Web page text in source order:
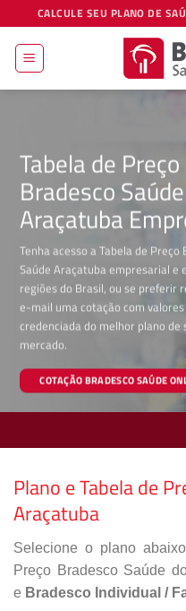
to
content
CALCULE SEU PLANO DE
Tabela de Preço
Bradesco Saúde
Araçatuba
Tenha acesso a Tabela de Preço
Saúde Araçatuba empresarial e
regiões do Brasil, ou se preferir
e-mail uma cotação com
credenciada do melhor plano de
mercado.
COTAÇÃO BRADESCO SAÚDE
Plano e Tabela de
Araçatuba
Selecione o plano
Preço Bradesco Saúde
e Bradesco Individual /